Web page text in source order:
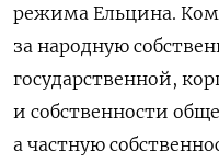
режима Ельцина.
за народную
государственной,
и собственности
а частную